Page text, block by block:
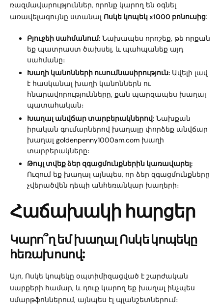
ռազմավարություններ, որոնք կարող են օգնել
առավելագույնը ստանալ Ոսկե կոպեկ x1000 բոնուսից:
Բյուջեի սահմանում: Նախապես որոշեք, թե որքան
եք պատրաստ ծախսել, և պահպանեք այդ
սահմանը։
Խաղի կանոնների ուսումնասիրություն: Ավելի լավ
է հասկանալ խաղի կանոններն ու
հնարավորությունները, քան պարզապես խաղալ
պատահական։
Խաղալ անվճար տարբերակներով: Նախքան
իրական գումարներով խաղալը փորձեք անվճար
խաղալ goldenpenny1000am.com խաղի
տարբերակները։
Թույլ տվեք ձեր զգացմունքներին կառավարել:
Ուզում եք խաղալ այնպես, որ ձեր զգացմունքները
չվերածվեն դեպի անհեռանկար խաղերի։
Հաճախակի հարցեր
Կարո՞ղ եմ խաղալ Ոսկե կոպեկը
հեռախոսով:
Այո, Ոսկե կոպեկը օպտիմիզացված է շարժական
սարքերի համար, և դուք կարող եք խաղալ ինչպես
սմարթֆոններում, այնպես էլ պլանշետներում։